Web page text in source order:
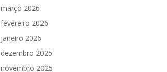
março 2026
fevereiro 2026
janeiro 2026
dezembro 2025
novembro 2025